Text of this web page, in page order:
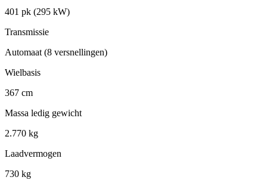
401 pk (295 kW)
Transmissie
Automaat (8 versnellingen)
Wielbasis
367 cm
Massa ledig gewicht
2.770 kg
Laadvermogen
730 kg